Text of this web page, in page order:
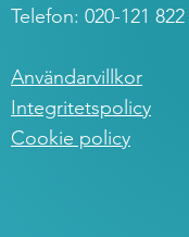
Telefon: 020-121 822
Användarvillkor
Integritetspolicy
Cookie policy